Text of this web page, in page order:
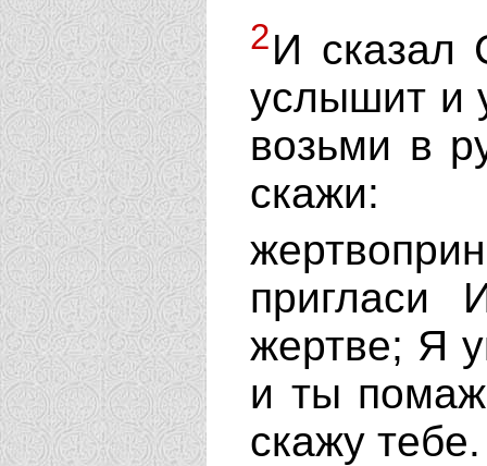
2И сказал
услышит и
возьми в
пригласи
жертве; Я
и ты
скажу тебе.